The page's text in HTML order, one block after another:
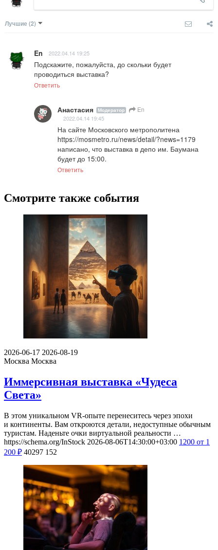
Лучшие (2)
En 2022.04.14 19:25
Подскажите, пожалуйста, до скольки будет
проводиться выставка?
Ответить
Анастасия Модератор En
2022.04.14 19:45
На сайте Московского метрополитена
https://mosmetro.ru/news/detail/?news=1179
написано, что выставка в депо им. Баумана
будет до 15:00.
Ответить
Смотрите также события
2026-06-17 2026-08-19
Москва Москва
Иммерсивная выставка «Чудеса
Света»
В этом уникальном VR-опыте перенеситесь через эпохи
и континенты. Вам откроются детали, недоступные обычным
туристам. Наденьте очки виртуальной реальности …
https://schema.org/InStock 2026-08-06T14:30:00+03:00 1200 от 1
200 ₽ 40297 152